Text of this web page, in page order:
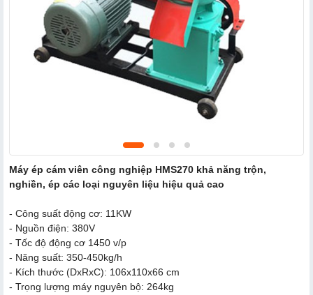
Máy ép cám viên công nghiệp HMS270 khả năng trộn,
nghiền, ép các loại nguyên liệu hiệu quả cao
- Công suất động cơ: 11KW
- Nguồn điện: 380V
- Tốc độ động cơ 1450 v/p
- Năng suất: 350-450kg/h
- Kích thước (DxRxC): 106x110x66 cm
- Trọng lượng máy nguyên bộ: 264kg